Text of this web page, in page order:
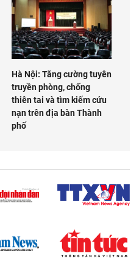
Hà Nội: Tăng cường tuyên
truyền phòng, chống
thiên tai và tìm kiếm cứu
nạn trên địa bàn Thành
phố